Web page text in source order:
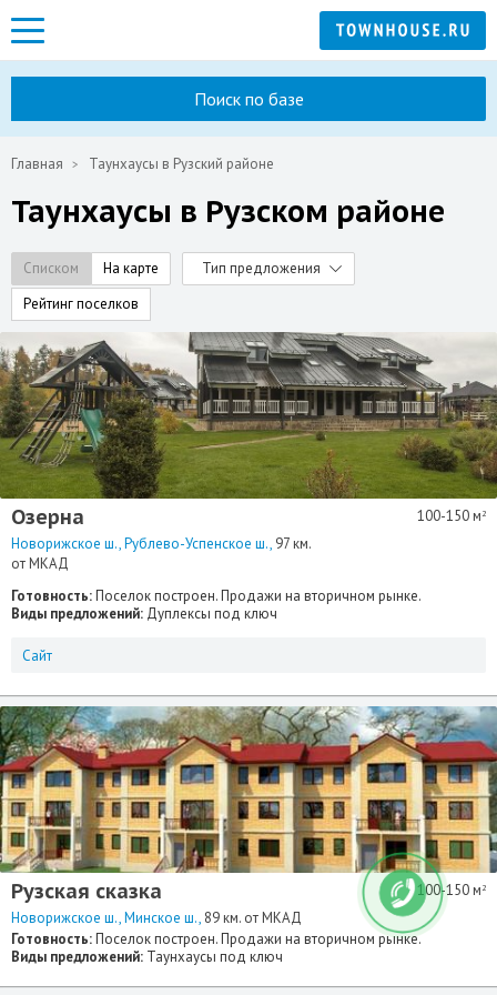
Поиск по базе
Главная Таунхаусы в Рузский районе
Таунхаусы в Рузском районе
Списком На карте
Тип предложения
Рейтинг поселков
Озерна
Новорижское ш. Рублево-Успенское ш. 97 км.
от МКАД
100-150 м 2
Готовность:Поселок построен. Продажи на вторичном рынке.
Виды предложений: Дуплексы под ключ
Сайт
Рузская сказка
Новорижское ш. Минское ш. 89 км. от МКАД
100-150 м 2
Готовность:Поселок построен. Продажи на вторичном рынке.
Виды предложений: Таунхаусы под ключ